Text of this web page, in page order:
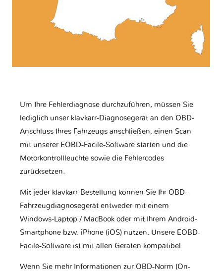
Um Ihre Fehlerdiagnose durchzuführen, müssen Sie
lediglich unser klavkarr-Diagnosegerät an den OBD-
Anschluss Ihres Fahrzeugs anschließen, einen Scan
mit unserer EOBD-Facile-Software starten und die
Motorkontrollleuchte sowie die Fehlercodes
zurücksetzen.
Mit jeder klavkarr-Bestellung können Sie Ihr OBD-
Fahrzeugdiagnosegerät entweder mit einem
Windows-Laptop / MacBook oder mit Ihrem Android-
Smartphone bzw. iPhone (iOS) nutzen. Unsere EOBD-
Facile-Software ist mit allen Geräten kompatibel.
Wenn Sie mehr Informationen zur OBD-Norm (On-